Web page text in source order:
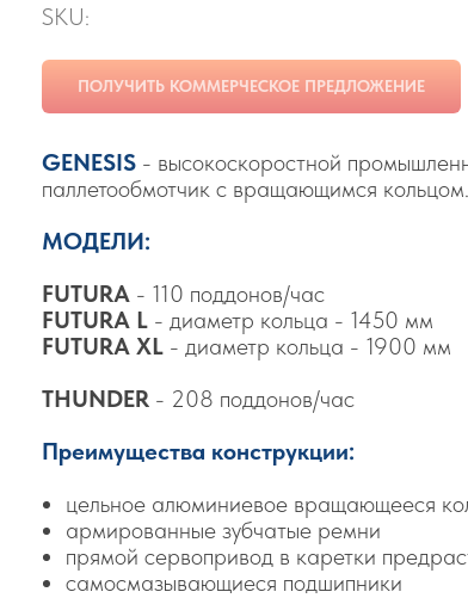
SKU:
ПОЛУЧИТЬ КОММЕРЧЕСКОЕ ПРЕДЛОЖЕНИЕ
GENESIS - высокоскоростной
паллетообмотчик с вращающимся кольцом.
МОДЕЛИ:
FUTURA - 110 поддонов/час
FUTURA L - диаметр кольца - 1450 мм
FUTURA XL - диаметр кольца - 1900 мм
THUNDER - 208 поддонов/час
Преимущества конструкции:
цельное алюминиевое вращающееся
армированные зубчатые ремни
прямой сервопривод в каретки
самосмазывающиеся подшипники